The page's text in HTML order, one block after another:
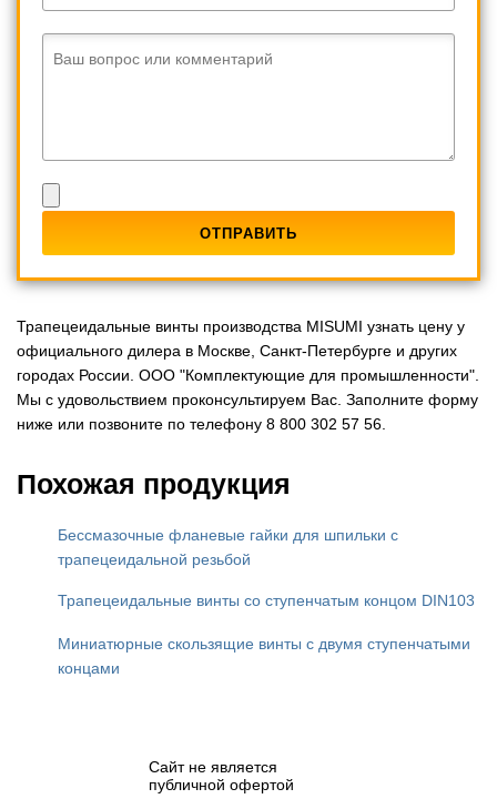
Ваш вопрос или комментарий
Трапецеидальные винты производства MISUMI узнать цену у
официального дилера в Москве, Санкт-Петербурге и других
городах России. ООО "Комплектующие для промышленности".
Мы с удовольствием проконсультируем Вас. Заполните форму
ниже или позвоните по телефону 8 800 302 57 56.
Похожая продукция
Бессмазочные фланевые гайки для шпильки с
трапецеидальной резьбой
Трапецеидальные винты cо ступенчатым концом DIN103
Миниатюрные скользящие винты с двумя ступенчатыми
концами
Сайт не является
публичной офертой